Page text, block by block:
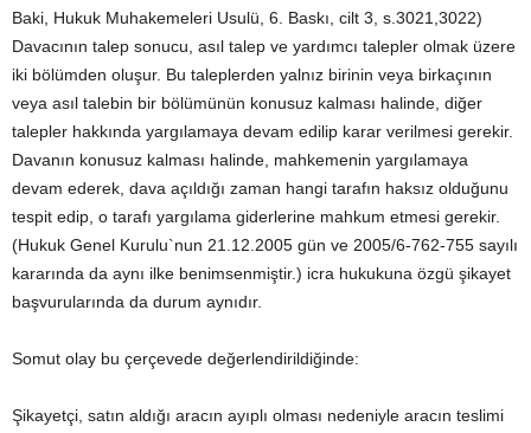
Baki, Hukuk Muhakemeleri Usulü, 6. Baskı, cilt 3, s.3021,3022)
Davacının talep sonucu, asıl talep ve yardımcı talepler olmak üzere
iki bölümden oluşur. Bu taleplerden yalnız birinin veya birkaçının
veya asıl talebin bir bölümünün konusuz kalması halinde, diğer
talepler hakkında yargılamaya devam edilip karar verilmesi gerekir.
Davanın konusuz kalması halinde, mahkemenin yargılamaya
devam ederek, dava açıldığı zaman hangi tarafın haksız olduğunu
tespit edip, o tarafı yargılama giderlerine mahkum etmesi gerekir.
(Hukuk Genel Kurulu`nun 21.12.2005 gün ve 2005/6-762-755 sayılı
kararında da aynı ilke benimsenmiştir.) icra hukukuna özgü şikayet
başvurularında da durum aynıdır.
Somut olay bu çerçevede değerlendirildiğinde:
Şikayetçi, satın aldığı aracın ayıplı olması nedeniyle aracın teslimi